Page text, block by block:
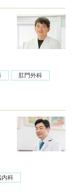
肛門外科
内科